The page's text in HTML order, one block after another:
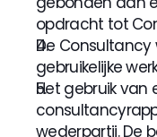
opdracht tot
De
gebruikelijke
Het gebruik van
wederpartij. De